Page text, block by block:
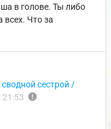
в голове. Ты либо
всех. Что за
сестрой /
21:53 report